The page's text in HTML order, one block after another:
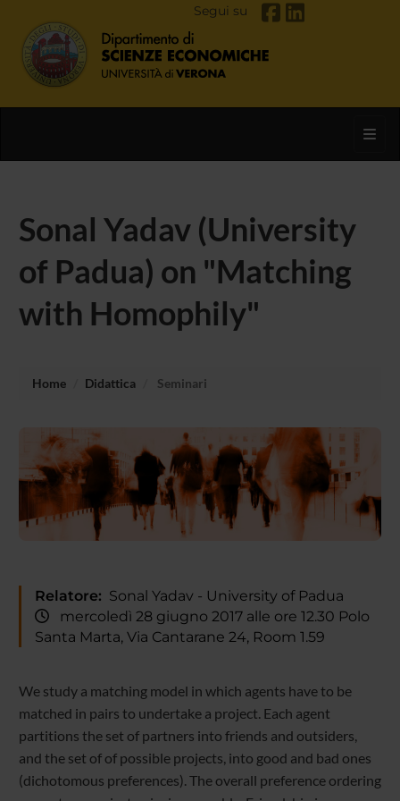
Segui su
Sonal Yadav (University
of Padua) on "Matching
with Homophily"
Home Didattica Seminari
Relatore: Sonal Yadav - University of Padua
mercoledì 28 giugno 2017 alle ore 12.30 Polo
Santa Marta, Via Cantarane 24, Room 1.59
We study a matching model in which agents have to be
matched in pairs to undertake a project. Each agent
partitions the set of partners into friends and outsiders,
and the set of of possible projects, into good and bad ones
(dichotomous preferences). The overall preference ordering